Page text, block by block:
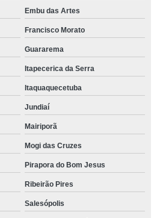
Embu das Artes
Francisco Morato
Guararema
Itapecerica da Serra
Itaquaquecetuba
Jundiaí
Mairiporã
Mogi das Cruzes
Pirapora do Bom Jesus
Ribeirão Pires
Salesópolis